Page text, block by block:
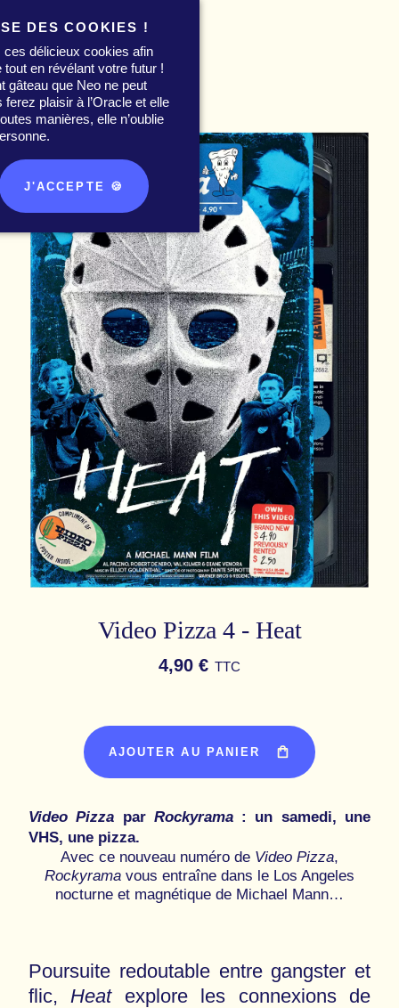
DES COOKIES !
ces délicieux cookies afin
tout en révélant votre futur !
gâteau que Neo ne peut
ferez plaisir à l’Oracle et elle
manières, elle n’oublie
J'ACCEPTE 🍪
0
Video Pizza 4 - Heat
4,90 € TTC
AJOUTER AU PANIER
Video Pizza par Rockyrama: un samedi, une
VHS, une pizza.
Avec ce nouveau numéro de Video Pizza,
Rockyrama vous entraîne dans le Los Angeles
nocturne et magnétique de Michael Mann…
Poursuite redoutable entre gangster et
flic, Heatexplore les connexions de